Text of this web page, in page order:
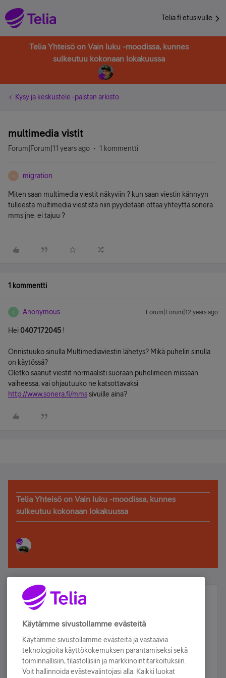
Telia.fi etusivulle
Telia Yhteisö on Vain luku -moodissa, kunnes
sulkeutuu kokonaan lokakuussa
Kysy ja keskustele -palstan arkisto
multimedia vistit
Forum|Forum|11 years ago 1 kommentti
M migration
Miten saan multimedia viestit näkyviin ? kun saan viestin kännyyn
tulleesta multimedia viestistä niin pyydetään ottaa yhteyttä sonera
mms jne. ei tajuu ?
1 kommentti
A Anonymous Forum|Forum|12 years ago
Hei 0407172045 !
Onnistuuko sinulla Multimediaviestin lähetys? Mikä puhelin sinulla
on käytössä?
Oletko saanut viestit normaalisti suoraan puhelimeen missään
vaiheessa, vai ohjautuuko ne katsottavaksi
http://www.sonera.fi/mmssivuille aina?
Telia Yhteisö on Vain luku -moodissa, kunnes
sulkeutuu kokonaan lokakuussa
Älä jää paitsi – osallistu ja voita!
Tilaa Telian uutiskirje ja olet mukana arvonnassa.
sähköpostiisi.
Tilaa nyt
Käytämme sivustollamme evästeitä
Käytämme sivustollamme evästeitä ja vastaavia
teknologioita käyttökokemuksen parantamiseksi sekä
toiminnallisiin, tilastollisiin ja markkinointitarkoituksiin.
Voit hallinnoida evästevalintojasi alla. Kaikki luokat